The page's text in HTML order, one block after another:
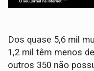
Dos quase 5,6 mil
1,2 mil têm menos
outros 350 não